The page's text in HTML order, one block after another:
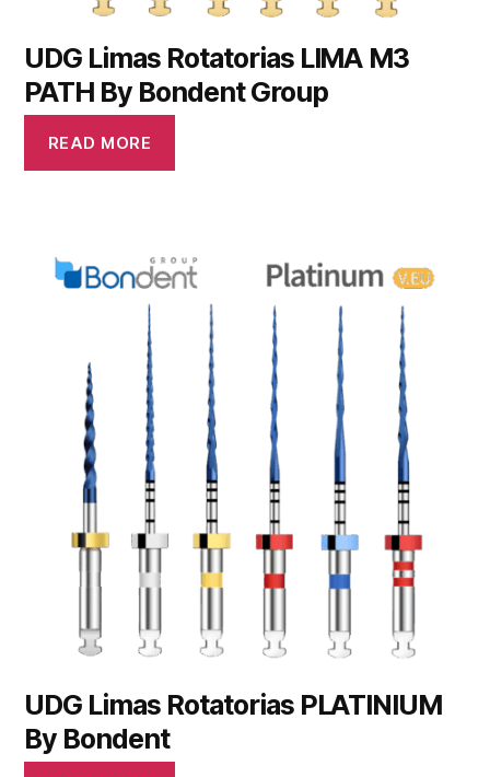
UDG Limas Rotatorias LIMA M3
PATH By Bondent Group
READ MORE
UDG Limas Rotatorias PLATINIUM
By Bondent